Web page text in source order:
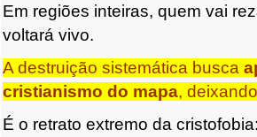
Em regiões inteiras, quem vai
voltará vivo.
A destruição sistemática busca
cristianismo do mapa,
É o retrato extremo da cristofobia: